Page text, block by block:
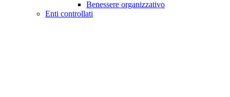
Benessere organizzativo
Enti controllati